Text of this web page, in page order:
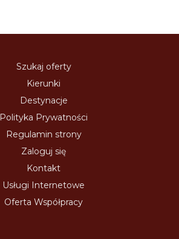
Szukaj oferty
Kierunki
Destynacje
Polityka Prywatności
Regulamin strony
Zaloguj się
Kontakt
Usługi Internetowe
Oferta Współpracy